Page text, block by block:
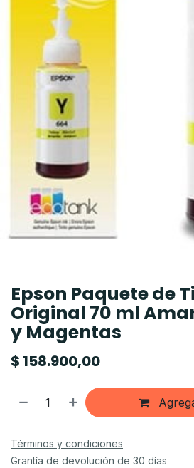
Epson Paquete de
Original 70 ml
y Magentas
$ 158.900,00
Términos y condiciones
Grantía de devolución de 30 días